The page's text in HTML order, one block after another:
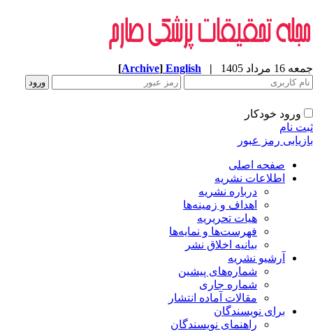
16 مرداد 1405 |
English
[Archive]
ورود خودکار
نام
رمز عبور
صفحه اصلی
اطلاعات نشریه
درباره نشریه
اهداف و زمینه‌ها
هیات تحریریه
فهرست‌ها و نمایه‌ها
بیانیه اخلاق نشر
آرشیو نشریه
شماره‌های پیشین
شماره جاری
مقالات آماده انتشار
برای نویسندگان
راهنمای نویسندگان